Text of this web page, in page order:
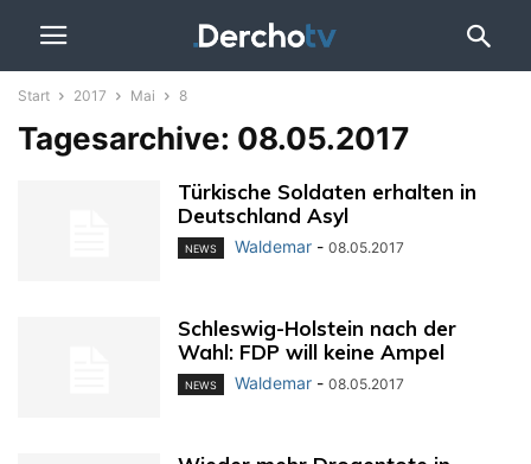
Start 2017 Mai 8
Tagesarchive: 08.05.2017
Türkische Soldaten erhalten in
Deutschland Asyl
NEWS Waldemar - 08.05.2017
Schleswig-Holstein nach der
Wahl: FDP will keine Ampel
NEWS Waldemar - 08.05.2017